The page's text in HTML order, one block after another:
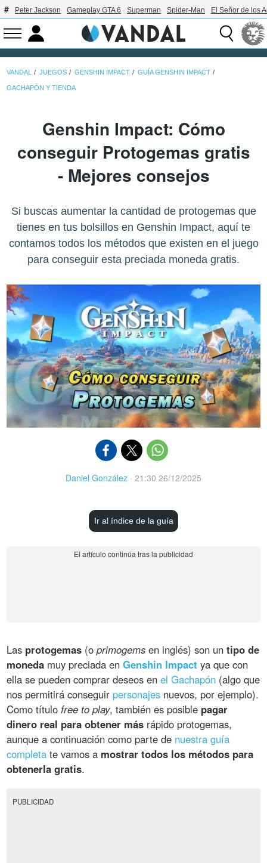
Peter Jackson Gameplay GTA 6 Superman Spider-Man El Señor de los
VANDAL JUEGOS GENSHIN IMPACT GUÍA GENSHIN IMPACT
GACHAPÓN Y TIENDA
Genshin Impact: Cómo
conseguir Protogemas gratis
- Mejores consejos
Si buscas aumentar la cantidad de protogemas que
tienes en tus bolsillos en Genshin Impact, aquí te
contamos todos los métodos que existen en el juego
para conseguir esta preciada moneda gratis.
Daniel González · 21:30 26/12/2025
Ir al índice de la guía
Las protogemas (oprimogems en inglés) son untipo de
moneda muy preciada enGenshin Impact ya que con
ella se pueden comprar deseos enel Gachapón (algo que
nos permitirá conseguir personajes nuevos, por ejemplo).
Como títulofree to play, también es posible pagar
dinero real para obtener más rápido protogemas,
aunque a continuación como parte de nuestra guía
completa te vamos a mostrar todos los métodos para
obtenerla gratis.
PUBLICIDAD